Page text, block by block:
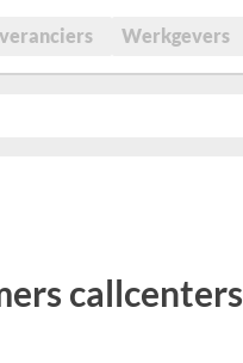
Werkgevers
callcenters